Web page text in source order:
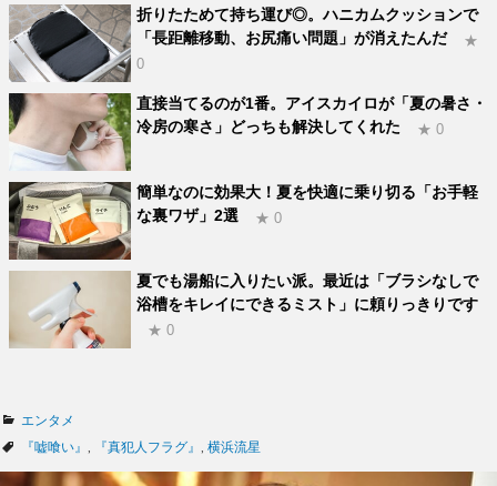
折りたためて持ち運び◎。ハニカムクッションで
「長距離移動、お尻痛い問題」が消えたんだ
★
0
直接当てるのが1番。アイスカイロが「夏の暑さ・
冷房の寒さ」どっちも解決してくれた
★ 0
簡単なのに効果大！夏を快適に乗り切る「お手軽
な裏ワザ」2選
★ 0
夏でも湯船に入りたい派。最近は「ブラシなしで
浴槽をキレイにできるミスト」に頼りっきりです
★ 0
カ
テ
リ
エンタメ
タ
『嘘喰い』 『真犯人フラグ』 横浜流星